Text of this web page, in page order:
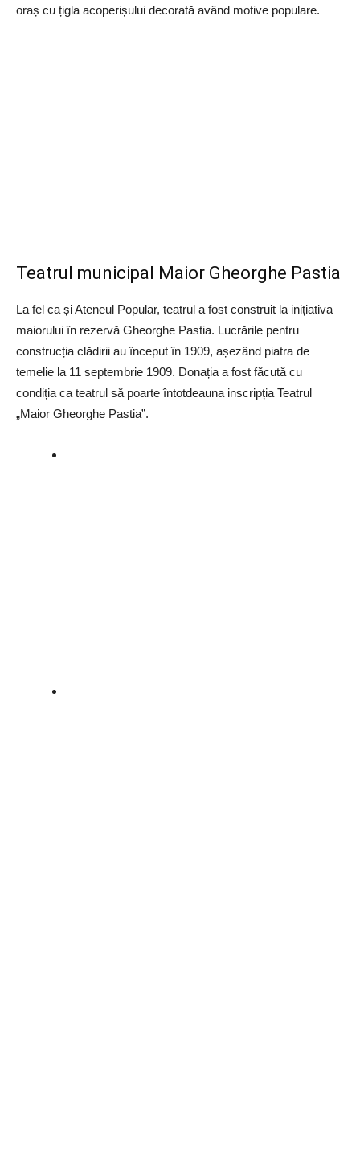
oraș cu țigla acoperișului decorată având motive populare.
Teatrul municipal Maior Gheorghe Pastia
La fel ca și Ateneul Popular, teatrul a fost construit la inițiativa
maiorului în rezervă Gheorghe Pastia. Lucrările pentru
construcția clădirii au început în 1909, așezând piatra de
temelie la 11 septembrie 1909. Donația a fost făcută cu
condiția ca teatrul să poarte întotdeauna inscripția Teatrul
„Maior Gheorghe Pastia”.